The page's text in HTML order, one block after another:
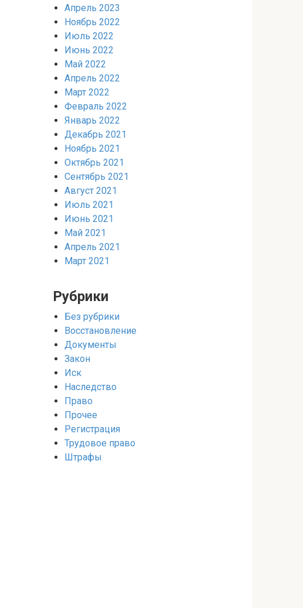
Апрель 2023
Ноябрь 2022
Июль 2022
Июнь 2022
Май 2022
Апрель 2022
Март 2022
Февраль 2022
Январь 2022
Декабрь 2021
Ноябрь 2021
Октябрь 2021
Сентябрь 2021
Август 2021
Июль 2021
Июнь 2021
Май 2021
Апрель 2021
Март 2021
Рубрики
Без рубрики
Восстановление
Документы
Закон
Иск
Наследство
Право
Прочее
Регистрация
Трудовое право
Штрафы